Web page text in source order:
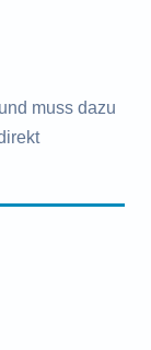
muss dazu